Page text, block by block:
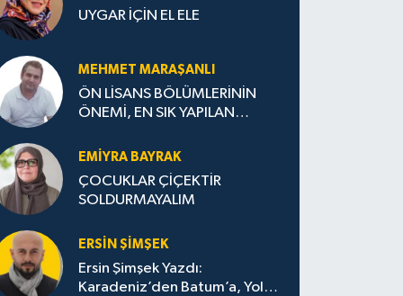
UYGAR İÇİN EL ELE
MEHMET MARAŞANLI
ÖN LİSANS BÖLÜMLERİNİN
ÖNEMİ, EN SIK YAPILAN
STRATEJİLERİ
EMIYRA BAYRAK
ÇOCUKLAR ÇİÇEKTİR
SOLDURMAYALIM
ERSIN ŞIMŞEK
Ersin Şimşek Yazdı:
Karadeniz’den Batum’a, Yolun